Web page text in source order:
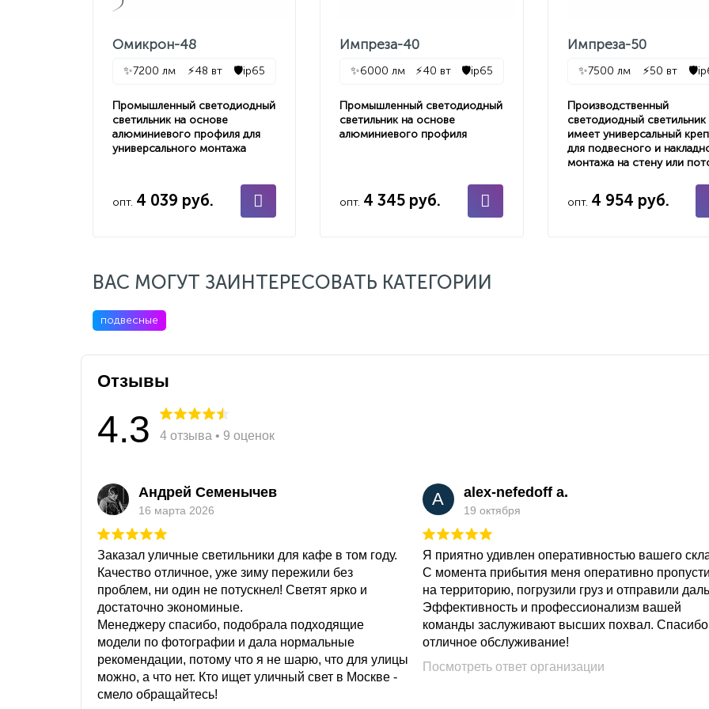
Омикрон-48
✨7200 лм ⚡48 вт 🛡️ip65
Промышленный светодиодный
светильник на основе
алюминиевого профиля для
универсального монтажа
опт. 4 039 руб.
Импреза-40
✨6000 лм ⚡40 вт 🛡️ip65
Промышленный светодиодный
светильник на основе
алюминиевого профиля
опт. 4 345 руб.
Импреза-50
✨7500 лм ⚡50 вт 🛡️
Производственный
светодиодный светильник
имеет универсальный
для подвесного и
монтажа на стену или
опт. 4 954 руб.
ВАС МОГУТ ЗАИНТЕРЕСОВАТЬ КАТЕГОРИИ
подвесные
Отзывы
4.3 4 отзыва • 9 оценок
Андрей Семенычев
16 марта 2026
Заказал уличные светильники для кафе в том году.
Качество отличное, уже зиму пережили без
проблем, ни один не потускнел! Светят ярко и
достаточно экономиные.
Менеджеру спасибо, подобрала подходящие
модели по фотографии и дала нормальные
рекомендации, потому что я не шарю, что для улицы
можно, а что нет. Кто ищет уличный свет в Москве -
смело обращайтесь!
A alex-nefedoff a.
19 октября
Я приятно удивлен оперативностью вашего
С момента прибытия меня оперативно
на территорию, погрузили груз и отправили
Эффективность и профессионализм вашей
команды заслуживают высших похвал. Спасибо
отличное обслуживание!
Посмотреть ответ организации